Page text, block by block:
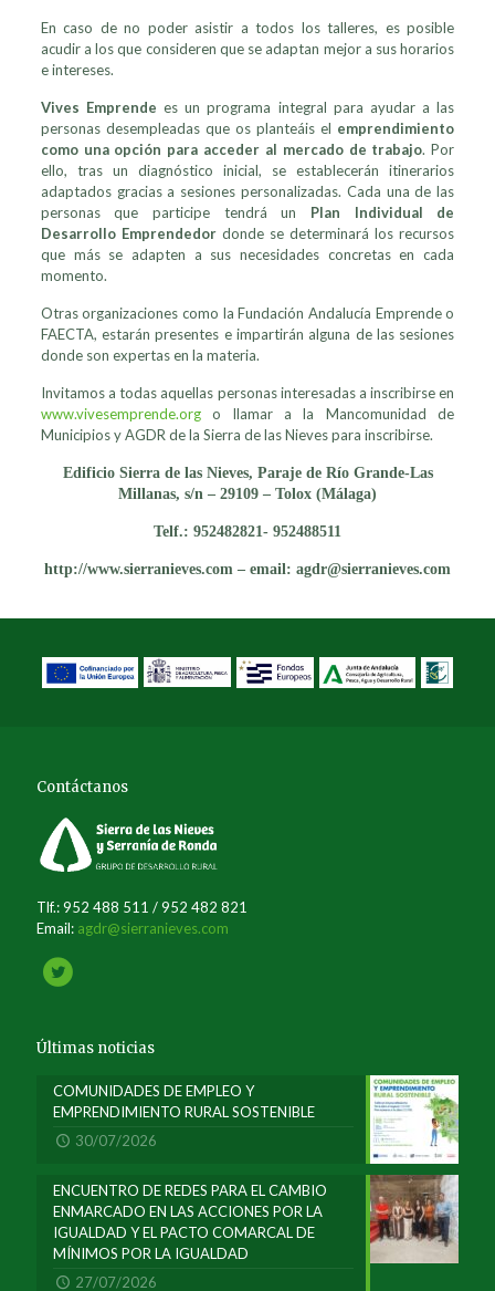
En caso de no poder asistir a todos los talleres, es posible
acudir a los que consideren que se adaptan mejor a sus horarios
e intereses.
Vives Emprende es un programa integral para ayudar a las
personas desempleadas que os planteáis el emprendimiento
como una opción para acceder al mercado de trabajo. Por
ello, tras un diagnóstico inicial, se establecerán itinerarios
adaptados gracias a sesiones personalizadas. Cada una de las
personas que participe tendrá un Plan Individual de
Desarrollo Emprendedordonde se determinará los recursos
que más se adapten a sus necesidades concretas en cada
momento.
Otras organizaciones como la Fundación Andalucía Emprende o
FAECTA, estarán presentes e impartirán alguna de las sesiones
donde son expertas en la materia.
Invitamos a todas aquellas personas interesadas a inscribirse en
www.vivesemprende.orgo llamar a la Mancomunidad de
Municipios y AGDR de la Sierra de las Nieves para inscribirse.
Edificio Sierra de las Nieves, Paraje de Río Grande-Las
Millanas, s/n – 29109 – Tolox (Málaga)
Telf.: 952482821- 952488511
http://www.sierranieves.com – email: agdr@sierranieves.com
Contáctanos
Tlf.: 952 488 511 / 952 482 821
Email: agdr@sierranieves.com
Últimas noticias
COMUNIDADES DE EMPLEO Y
EMPRENDIMIENTO RURAL SOSTENIBLE
30/07/2026
ENCUENTRO DE REDES PARA EL CAMBIO
ENMARCADO EN LAS ACCIONES POR LA
IGUALDAD Y EL PACTO COMARCAL DE
MÍNIMOS POR LA IGUALDAD
27/07/2026